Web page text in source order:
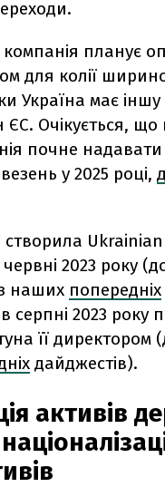
планує
для колії
Україна має
ЄС. Очікується,
почне надавати
у 2025 році,
створила
2023 року
наших попередніх
серпні 2023 року
її директором
дайджестів).
активів